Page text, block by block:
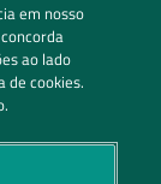
em nosso
ao lado
de cookies.